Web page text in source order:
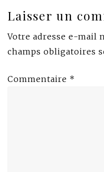
Laisser un
Votre adresse e-mail
champs obligatoires
Commentaire *